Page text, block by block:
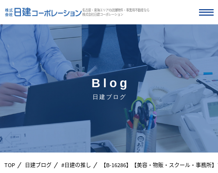
名古屋・東海エリアの店舗物件・事業用不動産なら
株式会社日建コーポレーション
Blog
日建ブログ
TOP 日建ブログ #日建の推し 【B-16286】【美容・物販・スクール・事務所